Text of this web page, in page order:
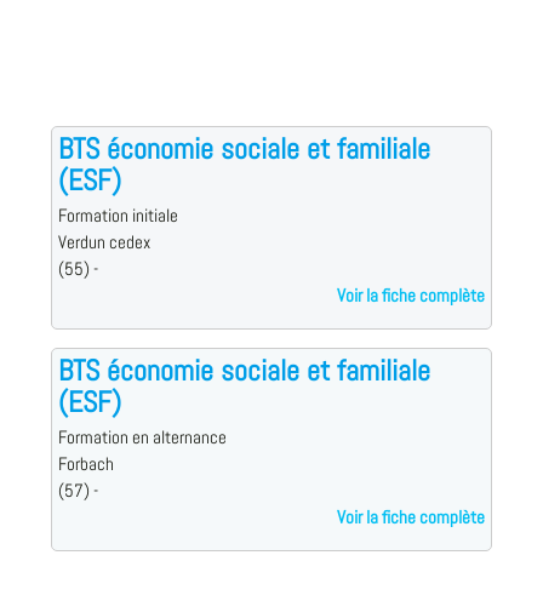
BTS économie sociale et familiale
(ESF)
Formation initiale
Verdun cedex
(55) -
Voir la fiche complète
BTS économie sociale et familiale
(ESF)
Formation en alternance
Forbach
(57) -
Voir la fiche complète